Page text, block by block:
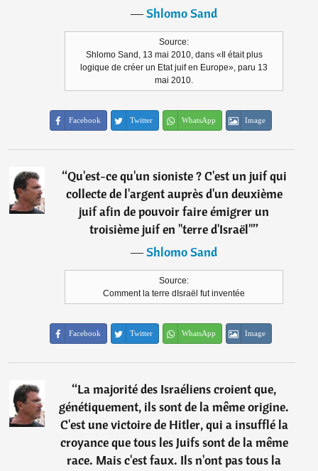
―Shlomo Sand
Source:
Shlomo Sand, 13 mai 2010, dans «Il était plus
logique de créer un Etat juif en Europe», paru 13
mai 2010.
Facebook Twitter WhatsApp Image
“Qu'est-ce qu'un sioniste ? C'est un juif qui
collecte de l'argent auprès d'un deuxième
juif afin de pouvoir faire émigrer un
troisième juif en "terre d'Israël"”
―Shlomo Sand
Source:
Comment la terre dIsraël fut inventée
Facebook Twitter WhatsApp Image
“La majorité des Israéliens croient que,
génétiquement, ils sont de la même origine.
C'est une victoire de Hitler, qui a insufflé la
croyance que tous les Juifs sont de la même
race. Mais c'est faux. Ils n'ont pas tous la